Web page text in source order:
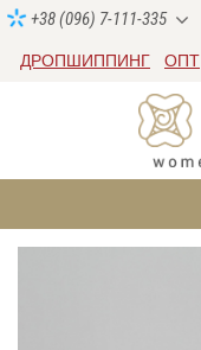
+38 (096) 7-111-335
ДРОПШИППИНГ ОПТ